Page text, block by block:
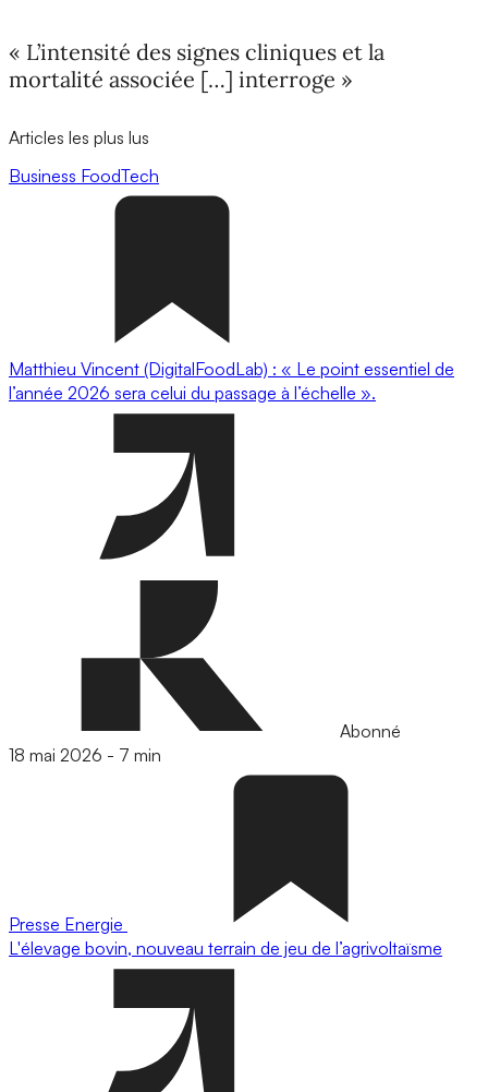
« L’intensité des signes cliniques et la
mortalité associée […] interroge »
Articles les plus lus
Business FoodTech
Matthieu Vincent (DigitalFoodLab) : « Le point essentiel de
l’année 2026 sera celui du passage à l’échelle ».
Abonné
18 mai 2026 - 7 min
Presse Energie
L'élevage bovin, nouveau terrain de jeu de l’agrivoltaïsme